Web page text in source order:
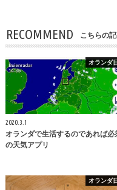
RECOMMEND こちらの
オランダ
2020.3.1
オランダで生活するのであれば必
の天気アプリ
オランダ